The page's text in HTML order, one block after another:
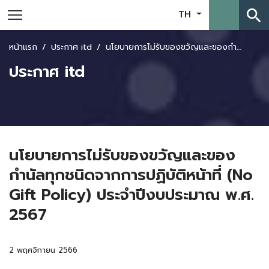
TH search
หน้าแรก ประกาศ itd นโยบายการไม่รับของขวัญและของกำนัลทุกชนิดจากการปฏิบัติหน้าที่ (No Gift Policy) ประจำปีงบประมาณ พ.ศ. 2567
ประกาศ itd
นโยบายการไม่รับของขวัญและของ
กำนัลทุกชนิดจากการปฏิบัติหน้าที่ (No
Gift Policy) ประจำปีงบประมาณ พ.ศ.
2567
2 พฤศจิกายน 2566